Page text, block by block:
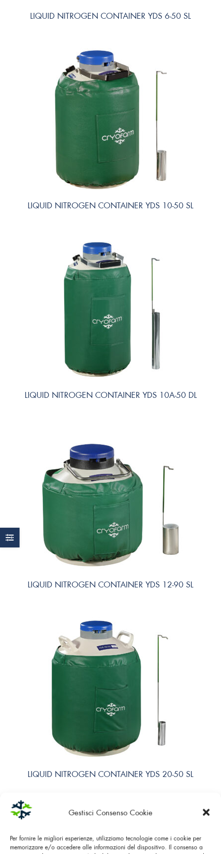
Gestisci Consenso Cookie
Per fornire le migliori esperienze, utilizziamo tecnologie come i cookie per
memorizzare e/o accedere alle informazioni del dispositivo. Il consenso a
LIQUID NITROGEN CONTAINER YDS 6-50 SL
LIQUID NITROGEN CONTAINER YDS 10-50 SL
LIQUID NITROGEN CONTAINER YDS 10A-50 DL
LIQUID NITROGEN CONTAINER YDS 12-90 SL
LIQUID NITROGEN CONTAINER YDS 20-50 SL